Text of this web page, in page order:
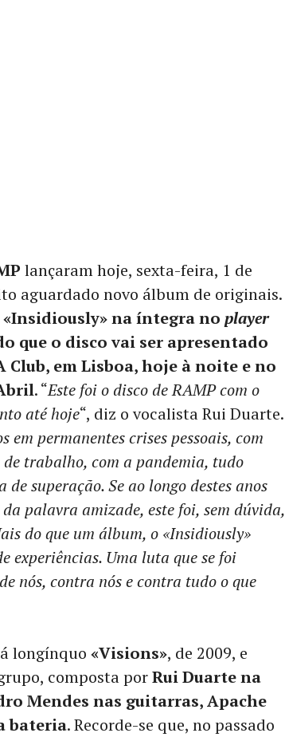
lançaram hoje, sexta-feira, 1 de
aguardado novo álbum de originais.
«Insidiously» na íntegra no player
que o disco vai ser apresentado
Club, em Lisboa, hoje à noite e no
. “Este foi o disco de RAMP com o
até hoje“, diz o vocalista Rui Duarte.
em permanentes crises pessoais, com
trabalho, com a pandemia, tudo
superação. Se ao longo destes anos
palavra amizade, este foi, sem dúvida,
do que um álbum, o «Insidiously»
experiências. Uma luta que se foi
nós, contra nós e contra tudo o que
longínquo «Visions», de 2009, e
composta porRui Duarte na
Mendes nas guitarras, Apache
bateria. Recorde-se que, no passado